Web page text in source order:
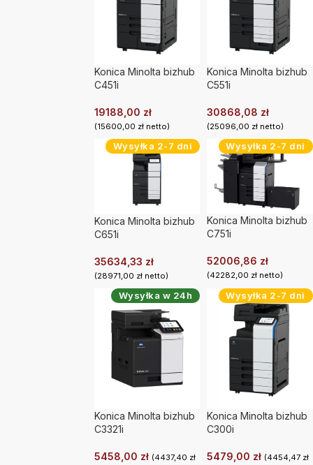
Konica Minolta bizhub
C451i
19188,00 zł
(15600,00 złnetto)
Konica Minolta bizhub
C551i
30868,08 zł
(25096,00 zł netto)
Wysyłka 2-7 dni
Konica Minolta bizhub
C651i
35634,33 zł
(28971,00 złnetto)
Wysyłka 2-7 dni
Konica Minolta bizhub
C751i
52006,86 zł
(42282,00 zł netto)
Wysyłka w 24h
Konica Minolta bizhub
C3321i
5458,00 zł (4437,40 zł
Wysyłka 2-7 dni
Konica Minolta bizhub
C300i
5479,00 zł (4454,47 zł